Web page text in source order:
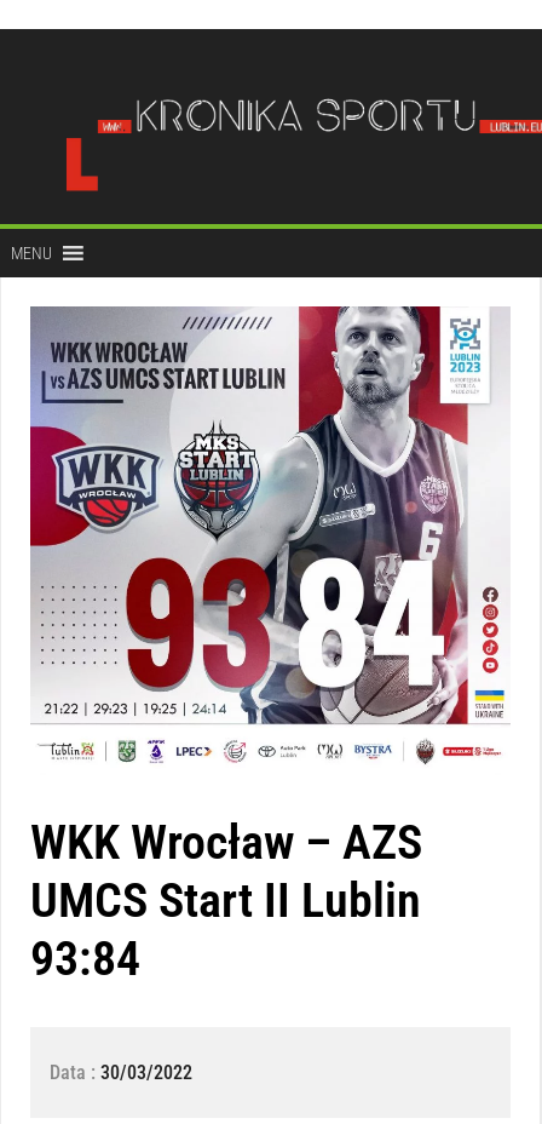
treści
MENU
WKK Wrocław – AZS
UMCS Start II Lublin
93:84
Data : 30/03/2022